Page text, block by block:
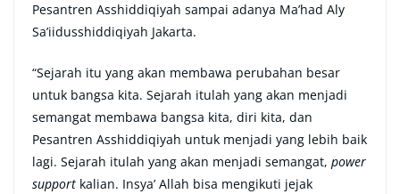
Pesantren Asshiddiqiyah sampai adanya Ma’had Aly
Sa’iidusshiddiqiyah Jakarta.
“Sejarah itu yang akan membawa perubahan besar
untuk bangsa kita. Sejarah itulah yang akan menjadi
semangat membawa bangsa kita, diri kita, dan
Pesantren Asshiddiqiyah untuk menjadi yang lebih baik
lagi. Sejarah itulah yang akan menjadi semangat, power
support kalian. Insya’ Allah bisa mengikuti jejak